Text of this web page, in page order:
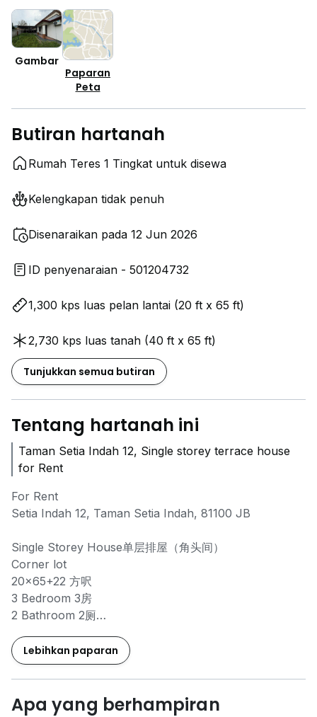
Gambar
Paparan
Peta
Butiran hartanah
Rumah Teres 1 Tingkat untuk disewa
Kelengkapan tidak penuh
Disenaraikan pada 12 Jun 2026
ID penyenaraian - 501204732
1,300 kps luas pelan lantai (20 ft x 65 ft)
2,730 kps luas tanah (40 ft x 65 ft)
Tunjukkan semua butiran
Tentang hartanah ini
Taman Setia Indah 12, Single storey terrace house
for Rent
For Rent
Setia Indah 12, Taman Setia Indah, 81100 JB
Single Storey House单层排屋（角头间）
Corner lot
20x65+22 方呎
3 Bedroom 3房
2 Bathroom 2厕
Gate&Guarded
Partial furnished（4 aircon，1 heater）
Unblock View
其他家具可以和屋主谈
Lebihkan paparan
Apa yang berhampiran